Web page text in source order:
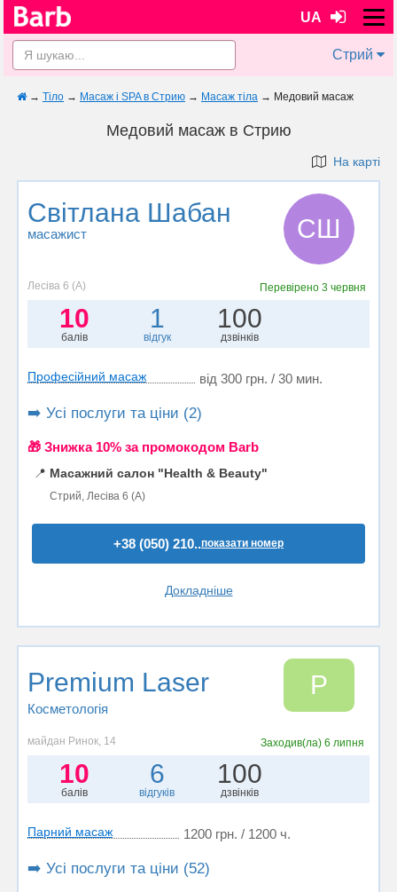
UA
Стрий
→ Тіло → Масаж і SPA в Стрию → Масаж тіла → Медовий масаж
Медовий масаж в Стрию
На карті
Світлана Шабан
масажист СШ
Лесіва 6 (А) Перевірено 3 червня
10
балів
1
відгук
100
дзвінків
Професійний масаж від 300 грн. / 30 мин.
➡️ Усі послуги та ціни (2)
🎁 Знижка 10% за промокодом Barb
📍 Масажний салон "Health & Beauty"
Стрий, Лесіва 6 (А)
+38 (050) 210..показати номер
Докладніше
Premium Laser
Косметологія
P
майдан Ринок, 14 Заходив(ла)6 липня
10
балів
6
відгуків
100
дзвінків
Парний масаж 1200 грн. / 1200 ч.
➡️ Усі послуги та ціни (52)